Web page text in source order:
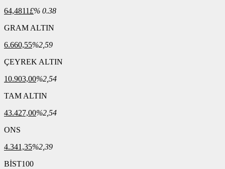
64,4811£% 0.38
GRAM ALTIN
6.660,55%2,59
ÇEYREK ALTIN
10.903,00%2,54
TAM ALTIN
43.427,00%2,54
ONS
4.341,35%2,39
BİST100